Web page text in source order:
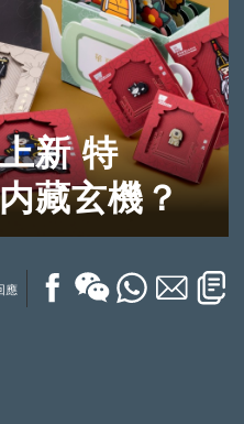
新 特
藏玄機？
應